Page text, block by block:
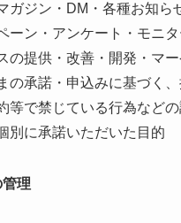
ガジン・DM・各種お知ら
ーン・アンケート・モニ
の提供・改善・開発・マ
の承諾・申込みに基づく
等で禁じている行為など
別に承諾いただいた目的
理